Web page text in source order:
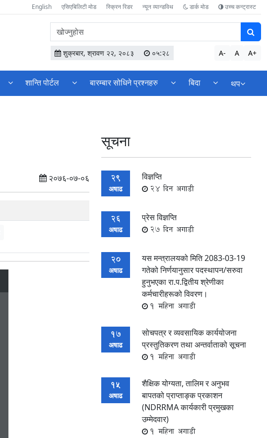
English एसिएबिलिटी मोड स्क्रिन रिडर न्यून व्यान्डविथ डार्क मोड उच्च कन्ट्रास्ट
वेबसाइटमा
सामग्री
खोज्नुहोस
शुक्रबार, श्रावण २२, २०८३ ०५:२८ A- A A+
शान्ति पोर्टल बारम्बार सोधिने प्रश्नहरु बिदा थप
२०७६-०७-०६
सूचना
29
अषाढ
विज्ञप्ति
24 दिन अगाडी
26
अषाढ
प्रेस विज्ञप्ति
27 दिन अगाडी
20
अषाढ
यस मन्त्रालयको मिति 2083-03-19
गतेको निर्णयानुसार पदस्थापन/सरुवा
हुनुभएका रा.प.द्वितीय श्रेणीका
कर्मचारीहरूको विवरण।
1 महिना अगाडी
17
अषाढ
सोचपत्र र व्यवसायिक कार्ययोजना
प्रस्तुतिकरण तथा अन्तर्वाताको सूचना
1 महिना अगाडी
15
अषाढ
शैक्षिक योग्यता, तालिम र अनुभव
बापतको प्राप्ताङ्क प्रकाशन
(NDRRMA कार्यकारी प्रमुखका
उम्मेदवार)
1 महिना अगाडी